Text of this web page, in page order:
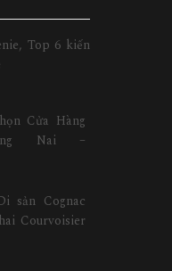
Top 6 kiến
Cửa Hàng
Nai –
sản Cognac
Courvoisier